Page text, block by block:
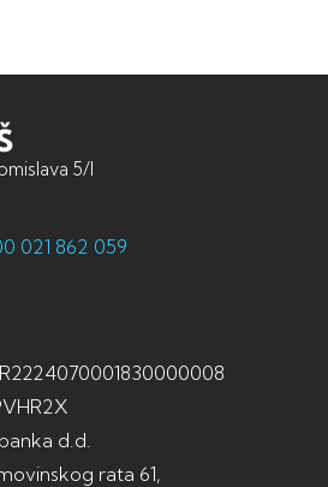
5/I
021 862 059
d.d.
rata 61,